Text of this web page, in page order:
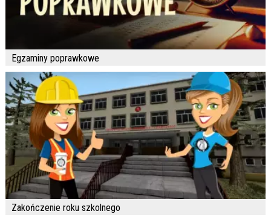
Egzaminy poprawkowe
Zakończenie roku szkolnego